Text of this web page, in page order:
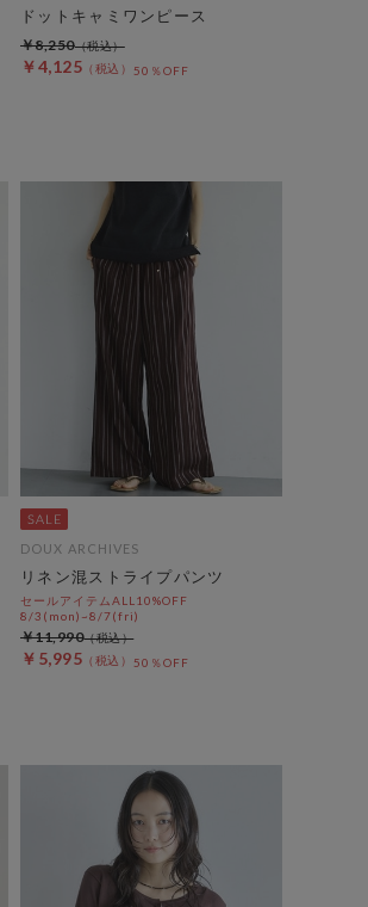
ドットキャミワンピース
￥4,125 50％OFF
￥8,250
DOUX ARCHIVES
リネン混ストライプパンツ
セールアイテムALL10%OFF
8/3(mon)~8/7(fri)
￥5,995 50％OFF
￥11,990